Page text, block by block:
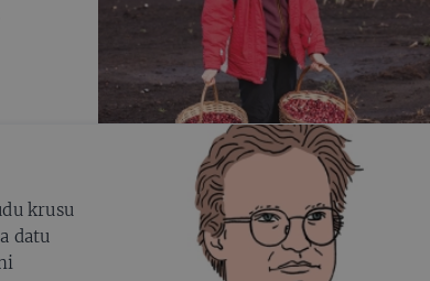
krusu
datu